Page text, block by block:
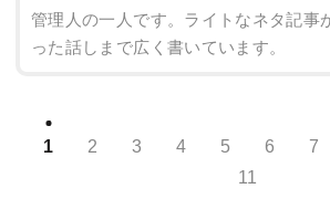
管理人の一人です。ライトなネタ記事
った話しまで広く書いています。
1 2 3 4 5 6 7
11